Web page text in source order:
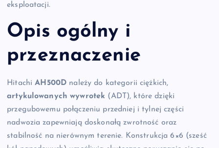
eksploatacji.
Opis ogólny i
przeznaczenie
HitachiAH500D należy do kategorii ciężkich,
artykulowanych wywrotek (ADT), które dzięki
przegubowemu połączeniu przedniej i tylnej części
nadwozia zapewniają doskonałą zwrotność oraz
stabilność na nierównym terenie. Konstrukcja 6×6 (sześć